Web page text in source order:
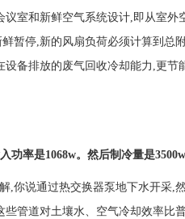
室和新鲜空气系统设计,即从室
暂停,新的风扇负荷必须计算到
备排放的废气回收冷却能力,更
功率是1068w。然后制冷量是
,你说通过热交换器泵地下水开采,
管道对土壤水、空气冷却效率比